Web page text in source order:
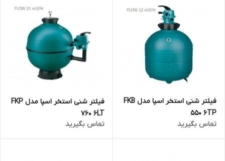
فیلتر شنی استخر اسپا مدل FKB
550 6TP
تماس بگیرید
فیلتر شنی استخر اسپا مدل FKP
760 6LT
تماس بگیرید